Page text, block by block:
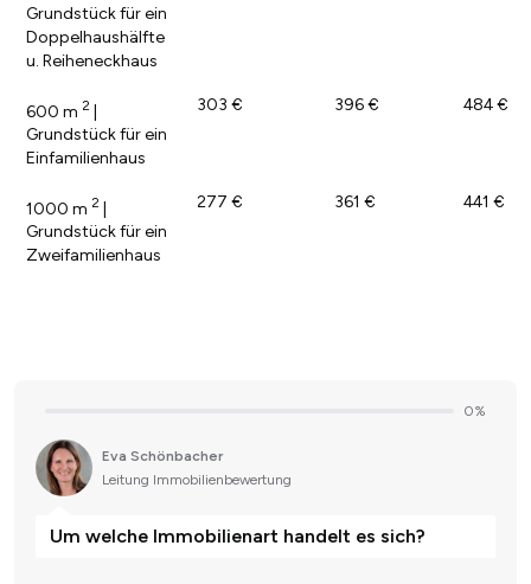
Grundstück für ein
Doppelhaushälfte
u. Reiheneckhaus
600 m 2 |
Grundstück für ein
Einfamilienhaus
303 € 396 € 484 €
1000 m 2 |
Grundstück für ein
Zweifamilienhaus
277 € 361 € 441 €